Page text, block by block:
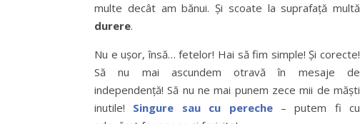
multe decât am bănui. Și scoate la suprafață multă
durere.
Nu e ușor, însă… fetelor! Hai să fim simple! Și corecte!
Să nu mai ascundem otravă în mesaje de
independență! Să nu ne mai punem zece mii de măști
inutile! Singure sau cu pereche– putem fi cu